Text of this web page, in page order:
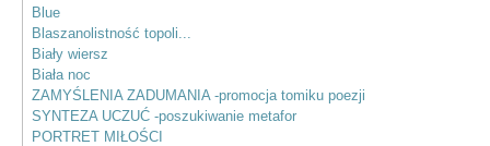
Blue
Blaszanolistność topoli...
Biały wiersz
Biała noc
ZAMYŚLENIA ZADUMANIA -promocja tomiku poezji
SYNTEZA UCZUĆ -poszukiwanie metafor
PORTRET MIŁOŚCI